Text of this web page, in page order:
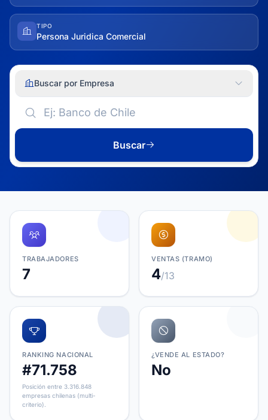
TIPO
Persona Juridica Comercial
Buscar por Empresa
Buscar
TRABAJADORES
7
VENTAS (TRAMO)
4/13
RANKING NACIONAL
#71.758
Posición entre 3.316.848
empresas chilenas (multi-
criterio).
¿VENDE AL ESTADO?
No